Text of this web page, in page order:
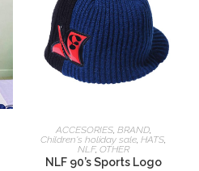
查看內容
ACCESORIES, BRAND,
Children's holiday sale,HATS,
NLF, OTHER
NLF 90’s Sports Logo